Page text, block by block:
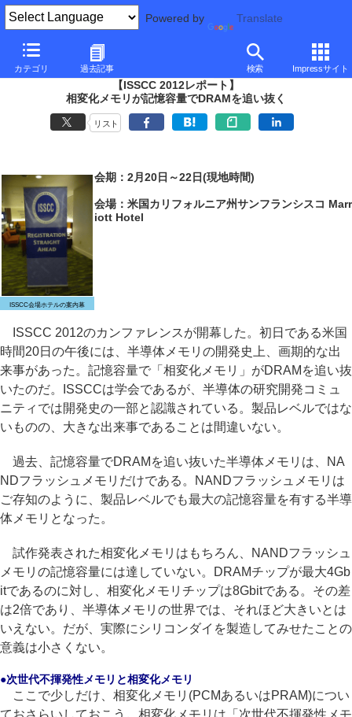
Powered by Translate
カテゴリ 過去記事 検索 Impressサイト
PC Watch イベント
【ISSCC 2012レポート】
相変化メモリが記憶容量でDRAMを追い抜く
リスト
ISSCC会場ホテルの案内幕
会期：2月20日～22日(現地時間)
会場：米国カリフォルニア州サンフランシスコ Marr
iott Hotel
ISSCC 2012のカンファレンスが開幕した。初日である米国
時間20日の午後には、半導体メモリの開発史上、画期的な出
来事があった。記憶容量で「相変化メモリ」がDRAMを追い抜
いたのだ。ISSCCは学会であるが、半導体の研究開発コミュ
ニティでは開発史の一部と認識されている。製品レベルではな
いものの、大きな出来事であることは間違いない。
過去、記憶容量でDRAMを追い抜いた半導体メモリは、NA
NDフラッシュメモリだけである。NANDフラッシュメモリは
ご存知のように、製品レベルでも最大の記憶容量を有する半導
体メモリとなった。
試作発表された相変化メモリはもちろん、NANDフラッシュ
メモリの記憶容量には達していない。DRAMチップが最大4Gb
itであるのに対し、相変化メモリチップは8Gbitである。その差
は2倍であり、半導体メモリの世界では、それほど大きいとは
いえない。だが、実際にシリコンダイを製造してみせたことの
意義は小さくない。
●次世代不揮発性メモリと相変化メモリ
ここで少しだけ、相変化メモリ(PCMあるいはPRAM)につい
ておさらいしておこう。相変化メモリは「次世代不揮発性メモ